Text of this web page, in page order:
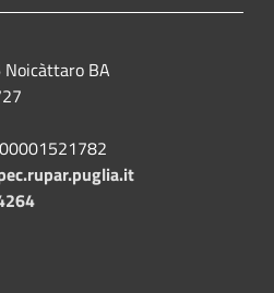
BA